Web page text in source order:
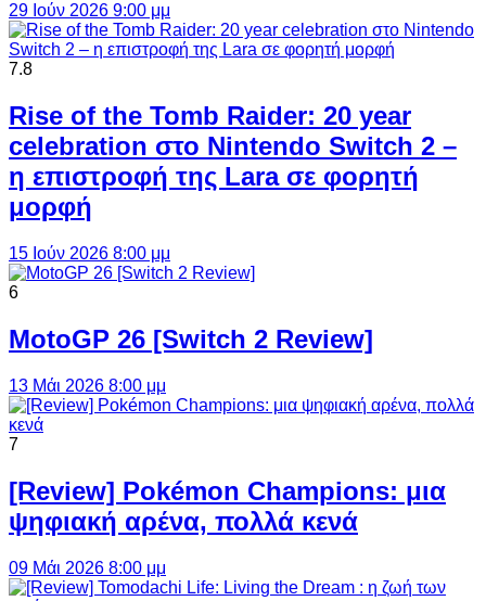
29 Ιούν 2026 9:00 μμ
7.8
Rise of the Tomb Raider: 20 year
celebration στο Nintendo Switch 2 –
η επιστροφή της Lara σε φορητή
μορφή
15 Ιούν 2026 8:00 μμ
6
MotoGP 26 [Switch 2 Review]
13 Μάι 2026 8:00 μμ
7
[Review] Pokémon Champions: μια
ψηφιακή αρένα, πολλά κενά
09 Μάι 2026 8:00 μμ